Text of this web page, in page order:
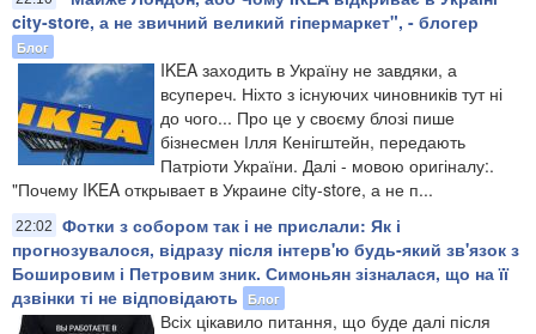
city-store, а не звичний великий гіпермаркет", - блогер
Блог
IKEA заходить в Україну не завдяки, а
всупереч. Ніхто з існуючих чиновників тут ні
до чого... Про це у своєму блозі пише
бізнесмен Ілля Кенігштейн, передають
Патріоти України. Далі - мовою оригіналу:.
"Почему IKEA открывает в Украине city-store, а не п...
22:02
Фотки з собором так і не прислали: Як і
прогнозувалося, відразу після інтерв'ю будь-який зв'язок з
Бошировим і Петровим зник. Симоньян зізналася, що на її
дзвінки ті не відповідають
Блог
Всіх цікавило питання, що буде далі після